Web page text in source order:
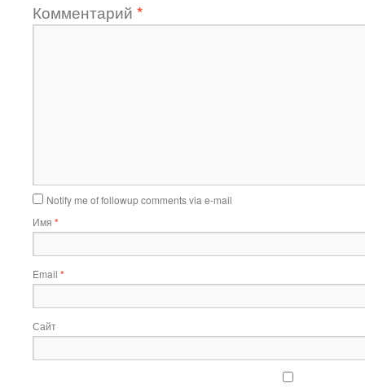
Комментарий *
Notify me of followup comments via e-mail
Имя *
Email *
Сайт